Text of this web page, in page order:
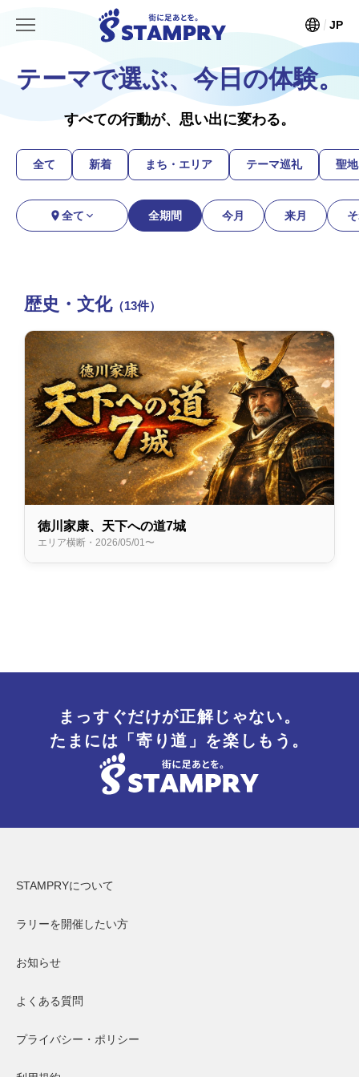
JP
テーマで選ぶ、今日の体験。
すべての行動が、思い出に変わる。
全て 新着 まち・エリア テーマ巡礼 聖
全て 全期間 今月 来月
歴史・文化（13件）
徳川家康、天下への道7城
エリア横断・2026/05/01〜
まっすぐだけが正解じゃない。
たまには「寄り道」を楽しもう。
STAMPRYについて
ラリーを開催したい方
お知らせ
よくある質問
プライバシー・ポリシー